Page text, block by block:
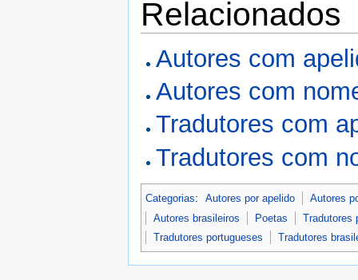
Relacionados
Autores com
Autores com
Tradutores com
Tradutores com
Categorias: Autores por apelido
Autores
Autores brasileiros
Poetas
Tradutores
Tradutores portugueses
Tradutores